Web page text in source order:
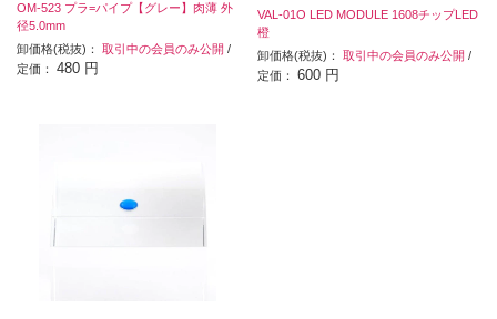
OM-523 プラ=パイプ【グレー】肉薄 外
径5.0mm
卸価格(税抜)： 取引中の会員のみ公開 /
定価： 480 円
VAL-01O LED MODULE 1608チップLED
橙
卸価格(税抜)：取引中の会員のみ公開 /
定価：600 円